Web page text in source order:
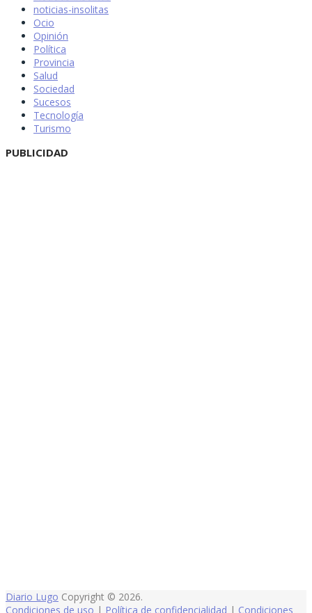
noticias-insolitas
Ocio
Opinión
Política
Provincia
Salud
Sociedad
Sucesos
Tecnología
Turismo
PUBLICIDAD
Diario Lugo Copyright © 2026.
Condiciones de uso | Política de confidencialidad | Condiciones